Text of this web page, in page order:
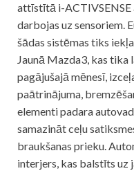
attīstītā i-ACTIVSENSE
darbojas uz sensoriem.
šādas sistēmas tiks
Jaunā Mazda3, kas tika
pagājušajā mēnesī,
paātrinājuma,
elementi padara
samazināt ceļu
braukšanas prieku.
interjers, kas balstīts uz